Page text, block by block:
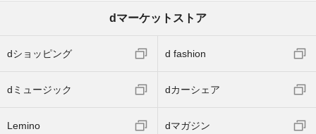
dマーケットストア
dショッピング d fashion
dミュージック dカーシェア
Lemino dマガジン